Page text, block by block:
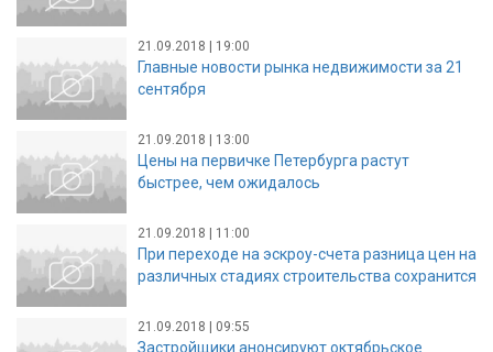
21.09.2018 | 19:00
Главные новости рынка недвижимости за 21
сентября
21.09.2018 | 13:00
Цены на первичке Петербурга растут
быстрее, чем ожидалось
21.09.2018 | 11:00
При переходе на эскроу-счета разница цен на
различных стадиях строительства сохранится
21.09.2018 | 09:55
Застройщики анонсируют октябрьское